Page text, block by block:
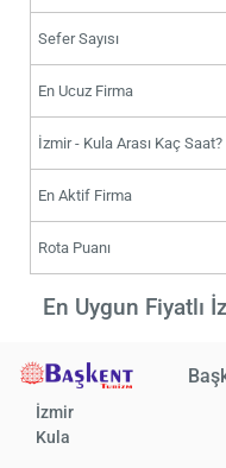
Sefer Sayısı
En Ucuz Firma
İzmir - Kula Arası Kaç Saat?
En Aktif Firma
Rota Puanı
En Uygun Fiyatlı
İzmir
Kula